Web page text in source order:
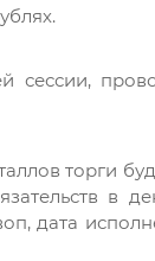
сессии,
торги
в
дата